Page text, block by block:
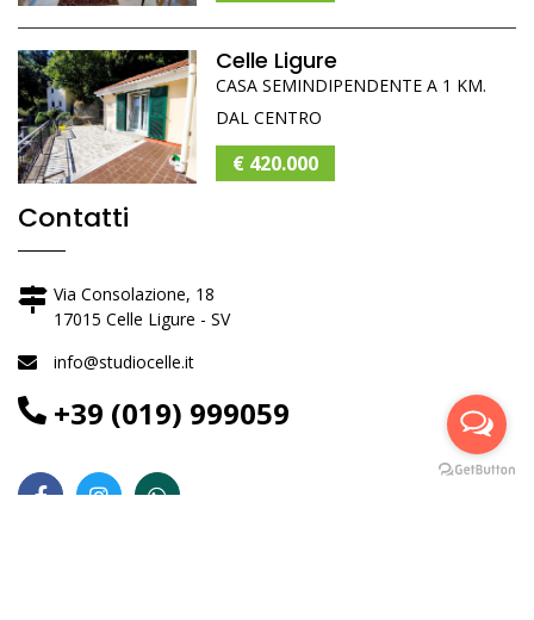
Celle Ligure
CASA SEMINDIPENDENTE A 1 KM.
DAL CENTRO
€ 420.000
Contatti
Via Consolazione, 18
17015 Celle Ligure - SV
info@studiocelle.it
+39 (019) 999059